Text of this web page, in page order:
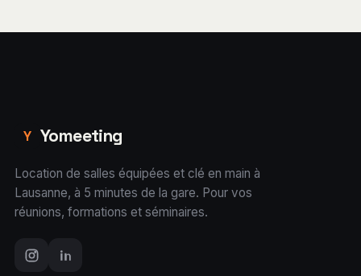
Y Yomeeting
Location de salles équipées et clé en main à
Lausanne, à 5 minutes de la gare. Pour vos
réunions, formations et séminaires.